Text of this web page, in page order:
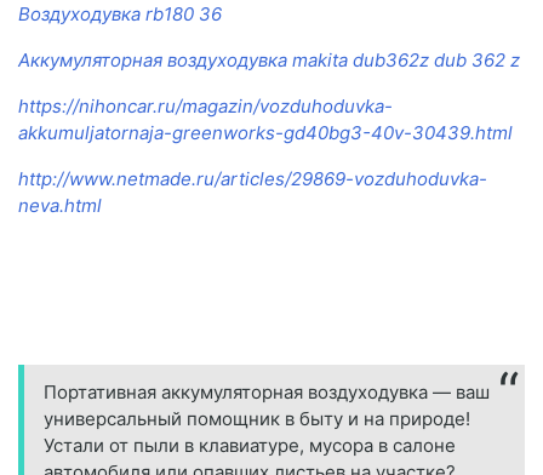
Воздуходувка rb180 36
Аккумуляторная воздуходувка makita dub362z dub 362 z
https://nihoncar.ru/magazin/vozduhoduvka-
akkumuljatornaja-greenworks-gd40bg3-40v-30439.html
http://www.netmade.ru/articles/29869-vozduhoduvka-
neva.html
Портативная аккумуляторная воздуходувка — ваш
универсальный помощник в быту и на природе!
Устали от пыли в клавиатуре, мусора в салоне